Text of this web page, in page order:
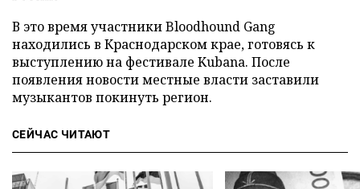
В это время участники Bloodhound Gang
находились в Краснодарском крае, готовясь к
выступлению на фестивале Kubana. После
появления новости местные власти заставили
музыкантов покинуть регион.
СЕЙЧАС ЧИТАЮТ